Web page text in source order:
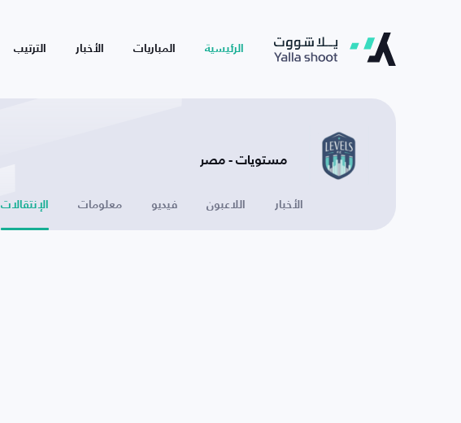
الرئيسية المباريات الأخبار الترتيب
مستويات - مصر
الأخبار اللاعبون فيديو معلومات الإنتقالات